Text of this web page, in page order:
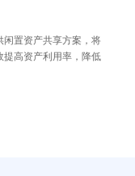
置资产共享方案，将
高资产利用率，降低